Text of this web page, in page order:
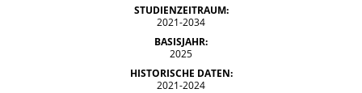
STUDIENZEITRAUM:
2021-2034
BASISJAHR:
2025
HISTORISCHE DATEN:
2021-2024